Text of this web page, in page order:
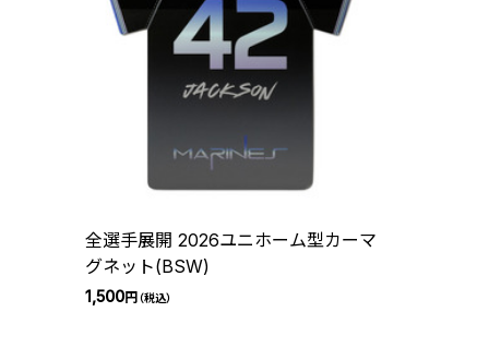
全選手展開 2026ユニホーム型カーマ
グネット(BSW)
1,500円（税込）